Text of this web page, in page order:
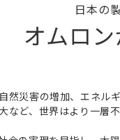
日本の
オムロ
然災害の増加、エネル
など、世界はより一層